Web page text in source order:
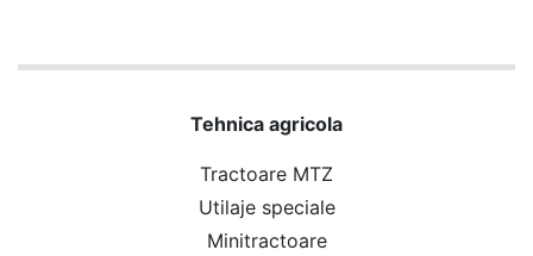
Tehnica agricola
Tractoare MTZ
Utilaje speciale
Minitractoare